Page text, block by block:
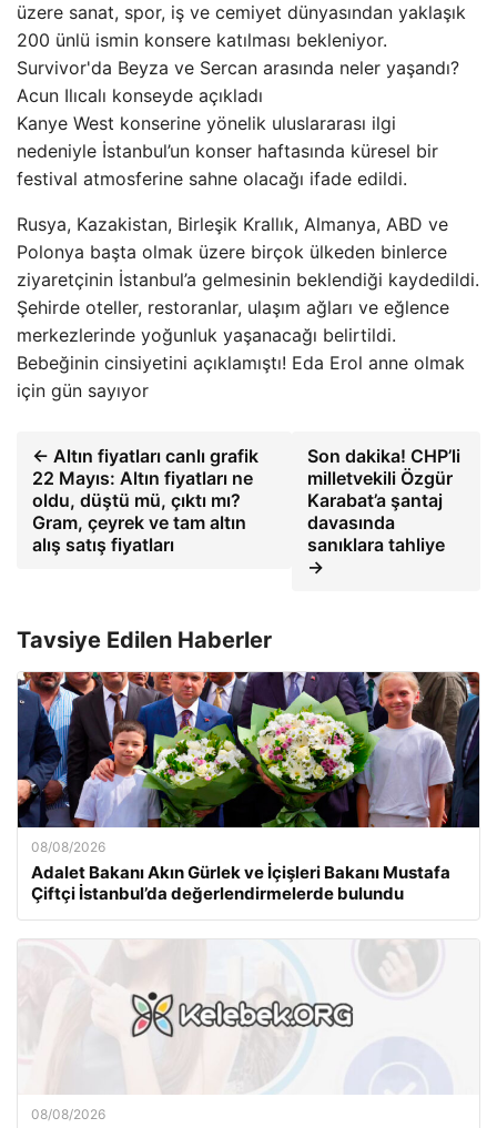
üzere sanat, spor, iş ve cemiyet dünyasından yaklaşık
200 ünlü ismin konsere katılması bekleniyor.
Survivor'da Beyza ve Sercan arasında neler yaşandı?
Acun Ilıcalı konseyde açıkladı
Kanye West konserine yönelik uluslararası ilgi
nedeniyle İstanbul’un konser haftasında küresel bir
festival atmosferine sahne olacağı ifade edildi.
Rusya, Kazakistan, Birleşik Krallık, Almanya, ABD ve
Polonya başta olmak üzere birçok ülkeden binlerce
ziyaretçinin İstanbul’a gelmesinin beklendiği kaydedildi.
Şehirde oteller, restoranlar, ulaşım ağları ve eğlence
merkezlerinde yoğunluk yaşanacağı belirtildi.
Bebeğinin cinsiyetini açıklamıştı! Eda Erol anne olmak
için gün sayıyor
← Altın fiyatları canlı grafik
22 Mayıs: Altın fiyatları ne
oldu, düştü mü, çıktı mı?
Gram, çeyrek ve tam altın
alış satış fiyatları
Son dakika! CHP’li
milletvekili Özgür
Karabat’a şantaj
davasında
sanıklara tahliye
→
Tavsiye Edilen Haberler
08/08/2026
Adalet Bakanı Akın Gürlek ve İçişleri Bakanı Mustafa
Çiftçi İstanbul’da değerlendirmelerde bulundu
08/08/2026